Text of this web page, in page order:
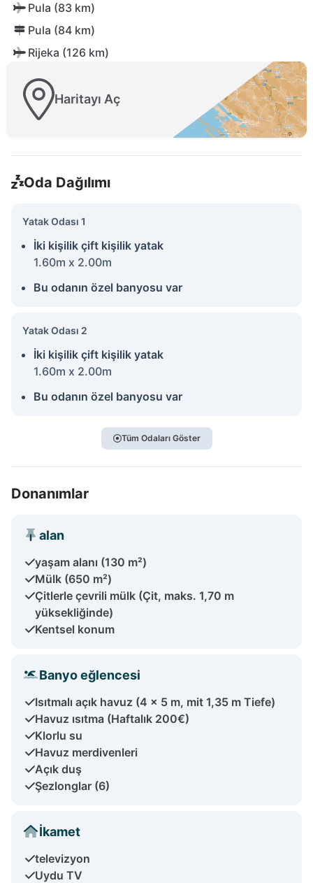
Pula (83 km)
Pula (84 km)
Rijeka (126 km)
Haritayı Aç
Oda Dağılımı
Yatak Odası 1
İki kişilik çift kişilik yatak
1.60m x 2.00m
Bu odanın özel banyosu var
Yatak Odası 2
İki kişilik çift kişilik yatak
1.60m x 2.00m
Bu odanın özel banyosu var
Tüm Odaları Göster
Donanımlar
alan
yaşam alanı (130 m²)
Mülk (650 m²)
Çitlerle çevrili mülk (Çit, maks. 1,70 m
yüksekliğinde)
Kentsel konum
Banyo eğlencesi
Isıtmalı açık havuz (4 x 5 m, mit 1,35 m Tiefe)
Havuz ısıtma (Haftalık 200€)
Klorlu su
Havuz merdivenleri
Açık duş
Şezlonglar (6)
İkamet
televizyon
Uydu TV